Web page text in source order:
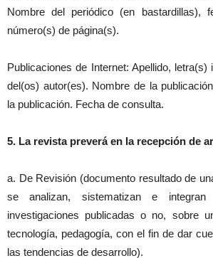
Nombre del periódico (en bastardillas),
número(s) de página(s).
Publicaciones de Internet: Apellido, letra(s)
del(os) autor(es). Nombre de la
la publicación. Fecha de consulta.
5. La revista preverá en la recepción de
a. De Revisión (documento resultado de
se analizan, sistematizan e
investigaciones publicadas o no, sobre
tecnología, pedagogía, con el fin de dar
las tendencias de desarrollo).